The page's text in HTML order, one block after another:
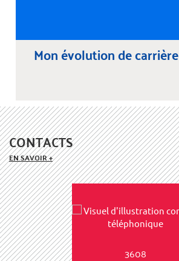
Mon évolution de carrière
CONTACTS
EN SAVOIR +
3608